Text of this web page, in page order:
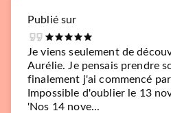
Publié sur
Je viens seulement de
Aurélie. Je pensais prendre
finalement j'ai commencé
Impossible d'oublier le 13
'Nos 14 nove...